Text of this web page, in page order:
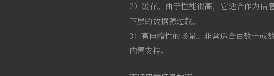
2）缓存。由于性能很高，它适合作为信
下层的数据源过载。
3）高伸缩性的场景。非常适合由数十或
内置支持。